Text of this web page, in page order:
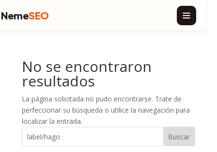
NemeSEO
No se encontraron
resultados
La página solicitada no pudo encontrarse. Trate de
perfeccionar su búsqueda o utilice la navegación para
localizar la entrada.
Buscar